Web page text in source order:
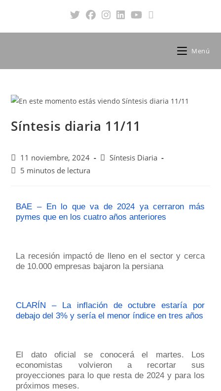
Menú
Síntesis diaria 11/11
11 noviembre, 2024
Síntesis Diaria
5 minutos de lectura
BAE – En lo que va de 2024 ya cerraron más
pymes que en los cuatro años anteriores
La recesión impactó de lleno en el sector y cerca
de 10.000 empresas bajaron la persiana
CLARÍN – La inflación de octubre estaría por
debajo del 3% y sería el menor índice en tres años
El dato oficial se conocerá el martes. Los
economistas volvieron a recortar sus
proyecciones para lo que resta de 2024 y para los
próximos meses.